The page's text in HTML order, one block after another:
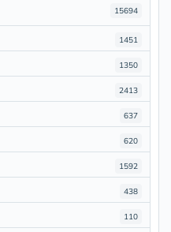
15694
1451
1350
2413
637
620
1592
438
110